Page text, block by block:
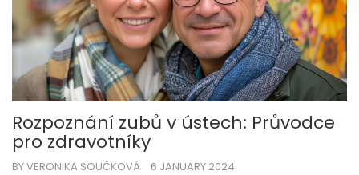
Rozpoznání zubů v ústech: Průvodce
pro zdravotníky
BY VERONIKA SOUČKOVÁ 6 JANUARY 2024